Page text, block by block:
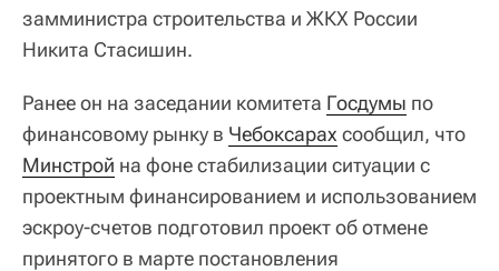
замминистра строительства и ЖКХ России
Никита Стасишин.
Ранее он на заседании комитета Госдумы по
финансовому рынку в Чебоксарах сообщил, что
Минстрой на фоне стабилизации ситуации с
проектным финансированием и использованием
эскроу-счетов подготовил проект об отмене
принятого в марте постановления